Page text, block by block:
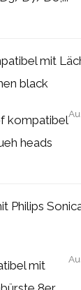
mit
black
kompatibel
heads
Philips
mit